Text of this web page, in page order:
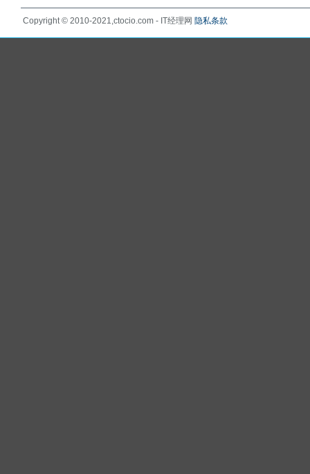
Copyright © 2010-2021,ctocio.com - IT经理网 隐私条款